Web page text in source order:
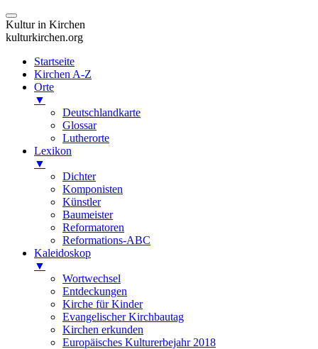
Kultur in Kirchen
kulturkirchen.org
Startseite
Kirchen A-Z
Orte
▼
Deutschlandkarte
Glossar
Lutherorte
Lexikon
▼
Dichter
Komponisten
Künstler
Baumeister
Reformatoren
Reformations-ABC
Kaleidoskop
▼
Wortwechsel
Entdeckungen
Kirche für Kinder
Evangelischer Kirchbautag
Kirchen erkunden
Europäisches Kulturerbejahr 2018